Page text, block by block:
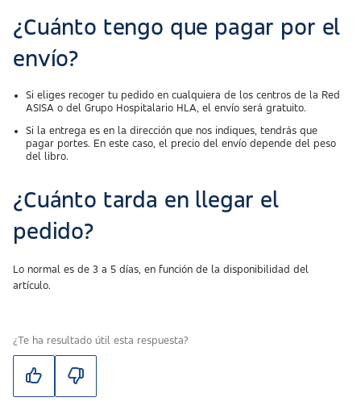
¿Cuánto tengo que pagar por el
envío?
Si eliges recoger tu pedido en cualquiera de los centros de la Red
ASISA o del Grupo Hospitalario HLA, el envío será gratuito.
Si la entrega es en la dirección que nos indiques, tendrás que
pagar portes. En este caso, el precio del envío depende del peso
del libro.
¿Cuánto tarda en llegar el
pedido?
Lo normal es de 3 a 5 días, en función de la disponibilidad del
artículo.
¿Te ha resultado útil esta respuesta?